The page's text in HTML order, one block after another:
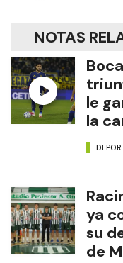
NOTAS
le
la
ya
su
de